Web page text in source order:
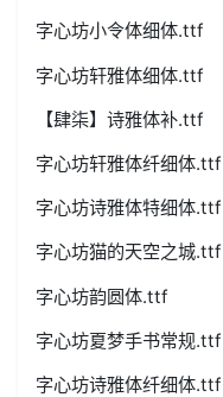
字心坊小令体细体.ttf
字心坊轩雅体细体.ttf
【肆柒】诗雅体补.ttf
字心坊轩雅体纤细体.ttf
字心坊诗雅体特细体.ttf
字心坊猫的天空之城.ttf
字心坊韵圆体.ttf
字心坊夏梦手书常规.ttf
字心坊诗雅体纤细体.ttf